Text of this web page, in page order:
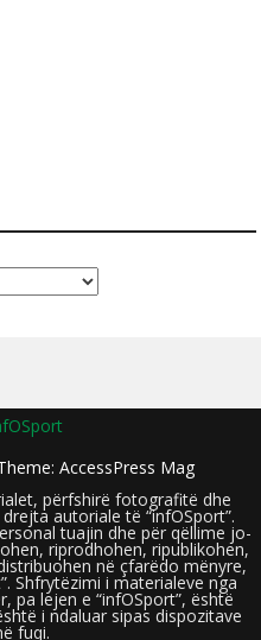
AccessPress Mag
përfshirë fotografitë dhe
autoriale të “infOSport”.
tuajin dhe për qëllime jo-
riprodhohen, ripublikohen,
në çfarëdo mënyre,
Shfrytëzimi i materialeve nga
lejen e “infOSport”, është
i ndaluar sipas dispozitave
fuqi.